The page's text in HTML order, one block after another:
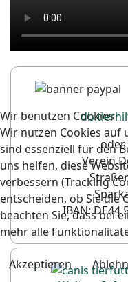
oder
Verein
IBAN: DE44
Wir benutzen Cookies
Wir nutzen Cookies auf
sind essenziell für den
uns helfen, diese
verbessern (Tracking
entscheiden, ob Sie die
beachten Sie, dass bei
mehr alle
Akzeptieren